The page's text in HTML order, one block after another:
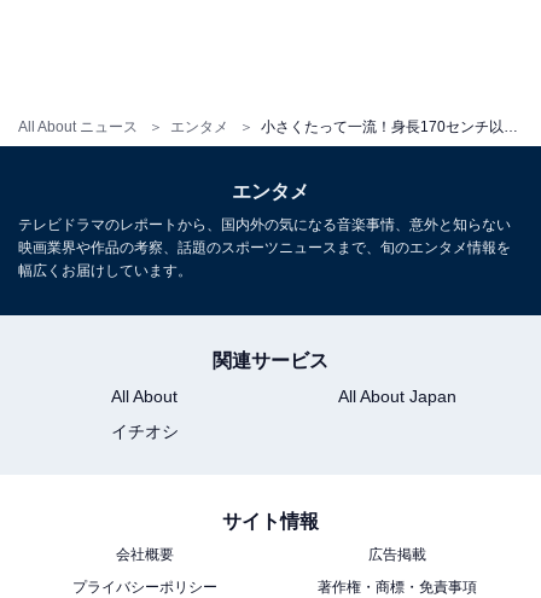
All About ニュース エンタメ
です。
その4：小深田大翔（楽天・身長168センチ）
翔。身長168センチはドラフト指名を受けた選手の中で
最も低い部類の小さな選手としても話題になりました。
高校時代までは無名の選手でしたが、近畿大学では4年
グを披露。そして社会人の大阪ガスでも都市対抗野球の
主要タイトルである若獅子賞を獲得しました。
エンタメ
テレビドラマのレポートから、国内外の気になる音楽事情、意外と知らない
映画業界や作品の考察、話題のスポーツニュースまで、旬のエンタメ情報を
幅広くお届けしています。
関連サービス
All About
All About Japan
イチオシ
サイト情報
会社概要
広告掲載
プライバシーポリシー
著作権・商標・免責事項